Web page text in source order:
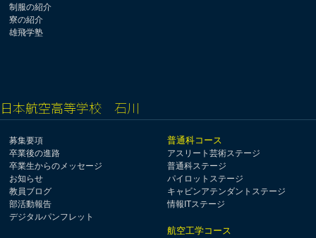
制服の紹介
寮の紹介
雄飛学塾
日本航空高等学校 石川
募集要項
卒業後の進路
卒業生からのメッセージ
お知らせ
教員ブログ
部活動報告
デジタルパンフレット
普通科コース
アスリート芸術ステージ
普通科ステージ
パイロットステージ
キャビンアテンダントステージ
情報ITステージ
航空工学コース